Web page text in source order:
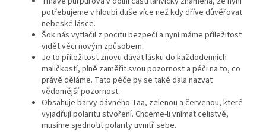
potřebujeme v hloubi duše více než kdy dříve důvěřovat
nebeské lásce.
Šok nás vytlačil z pocitu bezpečí a nyní máme příležitost
vidět věci novým způsobem.
Je to příležitost znovu dávat lásku do každodenních
maličkostí, plně zaměřit svou pozornost a péči na to, co
právě děláme. Tato péče by se také dala nazvat
vědomější pozornost.
Obsahuje barvy dávného Taa, zelenou a červenou, které
vyjadřují polaritu stvoření. Chceme-li vnímat celistvě,
musíme sjednotit polarity uvnitř sebe.